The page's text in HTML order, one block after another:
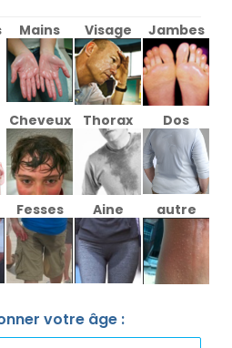
Mains Visage Jambes
Cheveux Thorax Dos
Fesses Aine autre
votre âge :